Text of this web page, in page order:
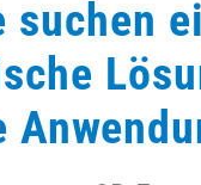
suchen